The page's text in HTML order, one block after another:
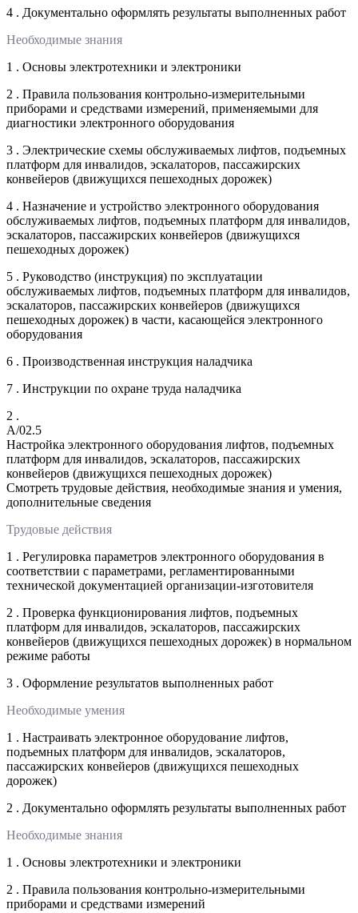
4 . Документально оформлять результаты выполненных работ
Необходимые знания
1 . Основы электротехники и электроники
2 . Правила пользования контрольно-измерительными
приборами и средствами измерений, применяемыми для
диагностики электронного оборудования
3 . Электрические схемы обслуживаемых лифтов, подъемных
платформ для инвалидов, эскалаторов, пассажирских
конвейеров (движущихся пешеходных дорожек)
4 . Назначение и устройство электронного оборудования
обслуживаемых лифтов, подъемных платформ для инвалидов,
эскалаторов, пассажирских конвейеров (движущихся
пешеходных дорожек)
5 . Руководство (инструкция) по эксплуатации
обслуживаемых лифтов, подъемных платформ для инвалидов,
эскалаторов, пассажирских конвейеров (движущихся
пешеходных дорожек) в части, касающейся электронного
оборудования
6 . Производственная инструкция наладчика
7 . Инструкции по охране труда наладчика
2 .
A/02.5
Настройка электронного оборудования лифтов, подъемных
платформ для инвалидов, эскалаторов, пассажирских
конвейеров (движущихся пешеходных дорожек)
Смотреть трудовые действия, необходимые знания и умения,
дополнительные сведения
Трудовые действия
1 . Регулировка параметров электронного оборудования в
соответствии с параметрами, регламентированными
технической документацией организации-изготовителя
2 . Проверка функционирования лифтов, подъемных
платформ для инвалидов, эскалаторов, пассажирских
конвейеров (движущихся пешеходных дорожек) в нормальном
режиме работы
3 . Оформление результатов выполненных работ
Необходимые умения
1 . Настраивать электронное оборудование лифтов,
подъемных платформ для инвалидов, эскалаторов,
пассажирских конвейеров (движущихся пешеходных
дорожек)
2 . Документально оформлять результаты выполненных работ
Необходимые знания
1 . Основы электротехники и электроники
2 . Правила пользования контрольно-измерительными
приборами и средствами измерений